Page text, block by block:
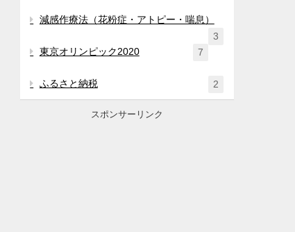
減感作療法（花粉症・アトピー・喘息）
3
東京オリンピック2020
7
ふるさと納税 2
スポンサーリンク